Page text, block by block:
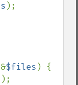
);
$files ) {
);